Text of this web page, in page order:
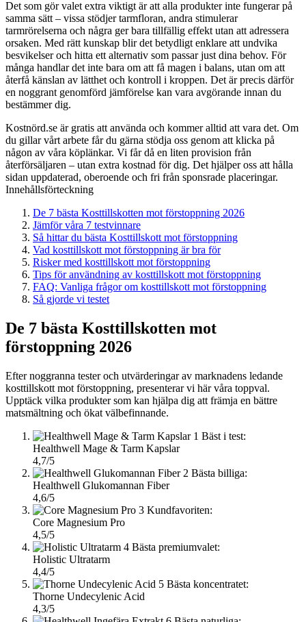
Det som gör valet extra viktigt är att alla produkter inte fungerar på
samma sätt – vissa stödjer tarmfloran, andra stimulerar
tarmrörelserna och några ger bara tillfällig effekt utan att adressera
orsaken. Med rätt kunskap blir det betydligt enklare att undvika
besvikelser och hitta ett alternativ som passar just dina behov. För
många handlar det inte bara om att få magen i balans, utan om att
återfå känslan av lätthet och kontroll i kroppen. Det är precis därför
en noggrant genomförd jämförelse kan vara avgörande innan du
bestämmer dig.
Kostnörd.se är gratis att använda och kommer alltid att vara det. Om
du gillar vårt arbete får du gärna stödja oss genom att klicka på
någon av våra köplänkar. Vi får då en liten provision från
återförsäljaren – utan extra kostnad för dig. Det hjälper oss att hålla
sidan uppdaterad, oberoende och fri från sponsrade placeringar.
Innehållsförteckning
De 7 bästa Kosttillskotten mot förstoppning 2026
Jämför våra 7 testvinnare
Så hittar du bästa Kosttillskott mot förstoppning
Vad kosttillskott mot förstoppning är bra för
Risker med kosttillskott mot förstoppning
Tips för användning av kosttillskott mot förstoppning
FAQ: Vanliga frågor om kosttillskott mot förstoppning
Så gjorde vi testet
De 7 bästa Kosttillskotten mot
förstoppning 2026
Efter noggranna tester och utvärderingar av marknadens ledande
kosttillskott mot förstoppning, presenterar vi här våra toppval.
Upptäck vilka produkter som kan hjälpa dig att främja en bättre
matsmältning och ökat välbefinnande.
1 Bäst i test:
Healthwell Mage & Tarm Kapslar
4,7/5
2 Bästa billiga:
Healthwell Glukomannan Fiber
4,6/5
3 Kundfavoriten:
Core Magnesium Pro
4,5/5
4 Bästa premiumvalet:
Holistic Ultratarm
4,4/5
5 Bästa koncentratet:
Thorne Undecylenic Acid
4,3/5